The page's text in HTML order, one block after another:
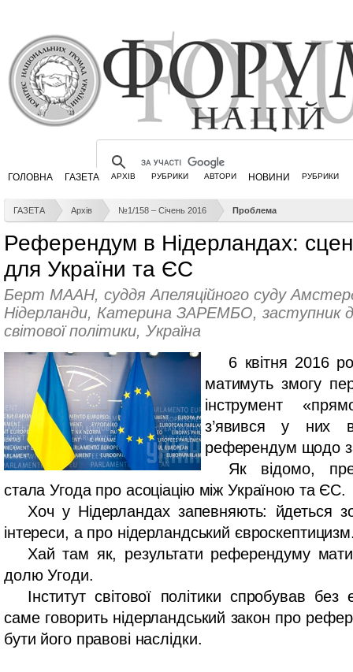
ГОЛОВНА ГАЗЕТА АРХІВ РУБРИКИ АВТОРИ НОВИНИ РУБРИКИ
ГАЗЕТА Архів №1/158 – Січень 2016 Проблема
Референдум в Нідерландах:
для України та ЄС
Берт МААН, суддя Апеляційного суду
Нідерланди, Катерина ЗАРЕМБО, заступник
світової політики, Україна
6 квітня 2016
матимуть змогу
інструмент
з’явився у них
референдум щодо
Як відомо,
стала Угода про асоціацію між Україною та ЄС.
Хоч у Нідерландах запевняють: йдеться
інтереси, а про нідерландський
Хай там як, результати референдуму
долю Угоди.
Інститут світової політики спробував
саме говорить нідерландський закон про
бути його правові наслідки.